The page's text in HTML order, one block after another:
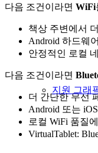
지원 그래
다음 조건이라면 WiFi
책상 주변에서
Android 하드웨
안정적인 로컬
다음 조건이라면
더 간단한 무선
Android 또는
로컬 WiFi 품질
VirtualTablet: